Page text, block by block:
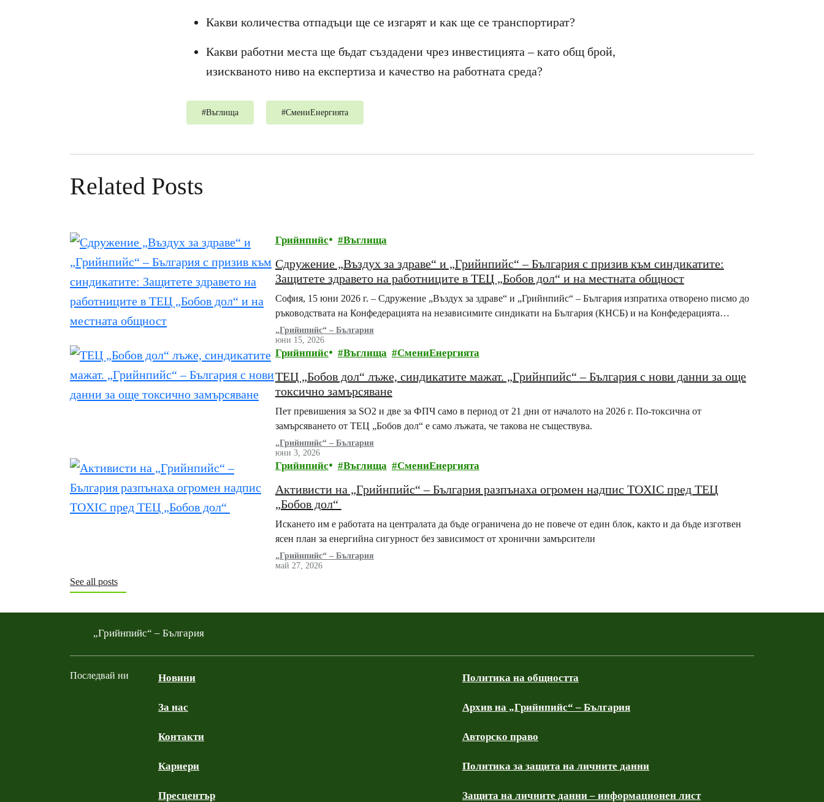
Какви количества отпадъци ще се изгарят и как ще се транспортират?
Какви работни места ще бъдат създадени чрез инвестицията – като общ брой,
изискваното ниво на експертиза и качество на работната среда?
#Въглища #СмениЕнергията
Related Posts
Грийнпийс Въглища
Сдружение „Въздух за здраве“ и „Грийнпийс“ – България с призив към синдикатите:
Защитете здравето на работниците в ТЕЦ „Бобов дол“ и на местната общност
София, 15 юни 2026 г. – Сдружение „Въздух за здраве“ и „Грийнпийс“ – България изпратиха отворено писмо до
ръководствата на Конфедерацията на независимите синдикати на България (КНСБ) и на Конфедерацията…
„Грийнпийс“ – България
юни 15, 2026
Грийнпийс Въглища СмениЕнергията
ТЕЦ „Бобов дол“ лъже, синдикатите мажат. „Грийнпийс“ – България с нови данни за още
токсично замърсяване
Пет превишения за SO2 и две за ФПЧ само в период от 21 дни от началото на 2026 г. По-токсична от
замърсяването от ТЕЦ „Бобов дол“ е само лъжата, че такова не съществува.
„Грийнпийс“ – България
юни 3, 2026
Грийнпийс Въглища СмениЕнергията
Активисти на „Грийнпийс“ – България разпънаха огромен надпис TOXIC пред ТЕЦ
„Бобов дол“
Искането им е работата на централата да бъде ограничена до не повече от един блок, както и да бъде изготвен
ясен план за енергийна сигурност без зависимост от хронични замърсители
„Грийнпийс“ – България
май 27, 2026
See all posts
„Грийнпийс“ – България
Последвай ни Новини
За нас
Контакти
Кариери
Пресцентър
Политика на общността
Архив на „Грийнпийс“ – България
Авторско право
Политика за защита на личните данни
Защита на личните данни – информационен лист